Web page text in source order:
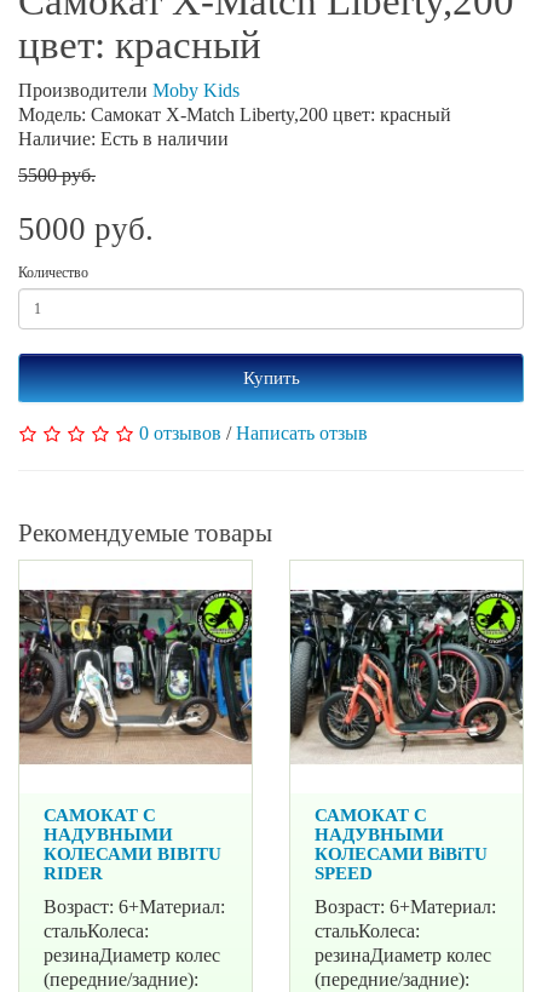
цвет: красный
Производители Moby Kids
Модель: Самокат X-Match Liberty,200 цвет: красный
Наличие: Есть в наличии
5500 руб.
5000 руб.
Количество
Купить
0 отзывов /Написать отзыв
Рекомендуемые товары
САМОКАТ С
НАДУВНЫМИ
КОЛЕСАМИ BIBITU
RIDER
Возраст: 6+Материал:
стальКолеса:
резинаДиаметр колес
(передние/задние):
САМОКАТ С
НАДУВНЫМИ
КОЛЕСАМИ BiBiTU
SPEED
Возраст: 6+Материал:
стальКолеса:
резинаДиаметр колес
(передние/задние):